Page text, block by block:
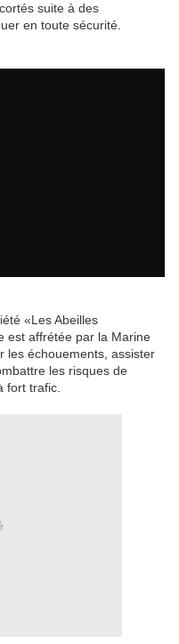
suite à des
en toute sécurité.
«Les Abeilles
est affrétée par la Marine
les échouements, assister
les risques de
fort trafic.